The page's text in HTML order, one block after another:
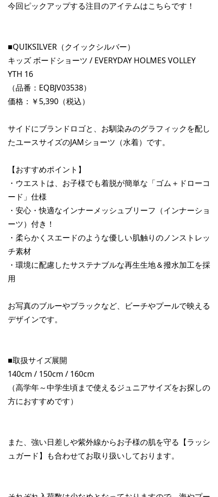
今回ピックアップする注目のアイテムはこちらです！
■QUIKSILVER（クイックシルバー）
キッズ ボードショーツ / EVERYDAY HOLMES VOLLEY
YTH 16
（品番：EQBJV03538）
価格：￥5,390（税込）
サイドにブランドロゴと、お馴染みのグラフィックを配し
たユースサイズのJAMショーツ（水着）です。
【おすすめポイント】
・ウエストは、お子様でも着脱が簡単な「ゴム＋ドローコ
ード」仕様
・安心・快適なインナーメッシュブリーフ（インナーショ
ーツ）付き！
・柔らかくスエードのような優しい肌触りのノンストレッ
チ素材
・環境に配慮したサステナブルな再生生地＆撥水加工を採
用
お写真のブルーやブラックなど、ビーチやプールで映える
デザインです。
■取扱サイズ展開
140cm / 150cm / 160cm
（高学年～中学生頃まで使えるジュニアサイズをお探しの
方におすすめです）
また、強い日差しや紫外線からお子様の肌を守る【ラッシ
ュガード】も合わせてお取り扱いしております。